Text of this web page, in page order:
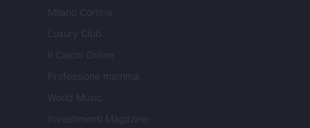
Milano Cortina
Luxury Club
Il Calcio Online
Professione mamma
World Music
Investimenti Magazine